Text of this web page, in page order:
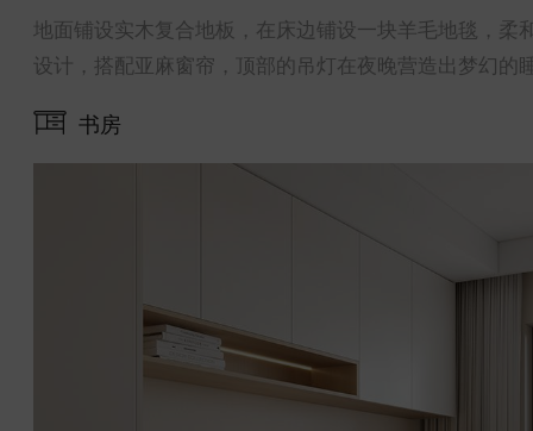
地面铺设实木复合地板，在床边铺设一块羊毛地毯，
设计，搭配亚麻窗帘，顶部的吊灯在夜晚营造出梦幻的
书房